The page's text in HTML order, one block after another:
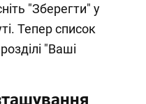
"Зберегти" у
Тепер список
"Ваші